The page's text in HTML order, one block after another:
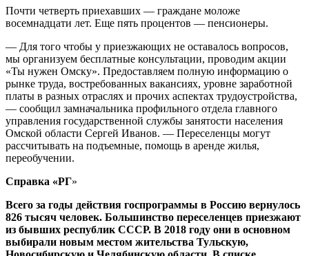
Почти четверть приехавших — граждане моложе
восемнадцати лет. Еще пять процентов — пенсионеры.
— Для того чтобы у приезжающих не оставалось вопросов,
мы организуем бесплатные консультации, проводим акции
«Ты нужен Омску». Предоставляем полную информацию о
рынке труда, востребованных вакансиях, уровне заработной
платы в разных отраслях и прочих аспектах трудоустройства,
— сообщил замначальника профильного отдела главного
управления государственной службы занятости населения
Омской области Сергей Иванов. — Переселенцы могут
рассчитывать на подъемные, помощь в аренде жилья,
переобучении.
Справка «РГ»
Всего за годы действия госпрограммы в Россию вернулось
826 тысяч человек. Большинство переселенцев приезжают
из бывших республик СССР. В 2018 году они в основном
выбирали новым местом жительства Тульскую,